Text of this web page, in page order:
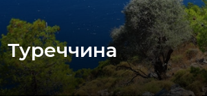
Туреччина